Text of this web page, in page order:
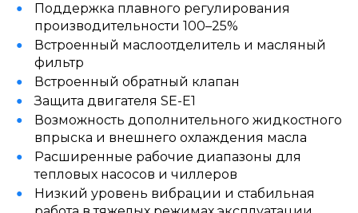
Поддержка плавного регулирования
производительности 100–25%
Встроенный маслоотделитель и масляный
фильтр
Встроенный обратный клапан
Защита двигателя SE-E1
Возможность дополнительного жидкостного
впрыска и внешнего охлаждения масла
Расширенные рабочие диапазоны для
тепловых насосов и чиллеров
Низкий уровень вибрации и стабильная